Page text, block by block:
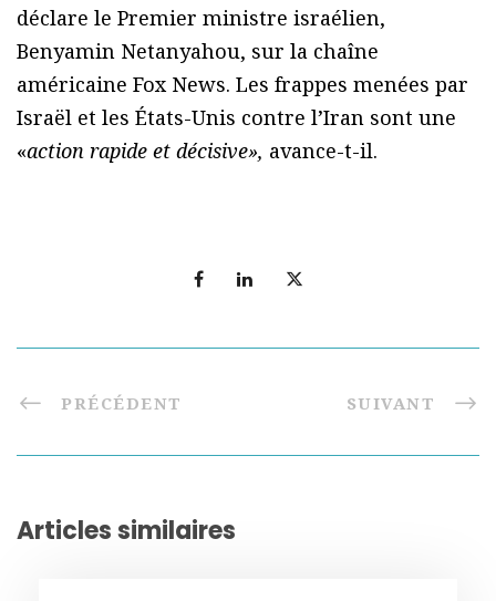
déclare le Premier ministre israélien,
Benyamin Netanyahou, sur la chaîne
américaine Fox News. Les frappes menées par
Israël et les États-Unis contre l’Iran sont une
«action rapide et décisive», avance-t-il.
PRÉCÉDENT SUIVANT
Articles similaires